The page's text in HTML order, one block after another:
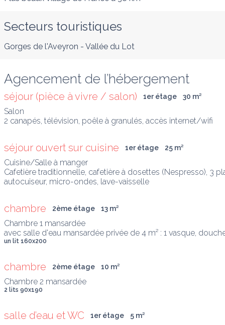
Secteurs touristiques
Gorges de l'Aveyron - Vallée du Lot
Agencement de l’hébergement
séjour (pièce à vivre / salon) 1er étage 30 m²
Salon
2 canapés, télévision, poêle à granulés, accès internet/wifi
séjour ouvert sur cuisine 1er étage 25 m²
Cuisine/Salle à manger
Cafetière traditionnelle, cafetière à dosettes (Nespresso), 3
autocuiseur, micro-ondes, lave-vaisselle
chambre 2ème étage 13 m²
Chambre 1 mansardée
avec salle d'eau mansardée privée de 4 m² : 1 vasque,
un lit 160x200
chambre 2ème étage 10 m²
2 lits 90x190
salle d’eau et WC 1er étage 5 m²